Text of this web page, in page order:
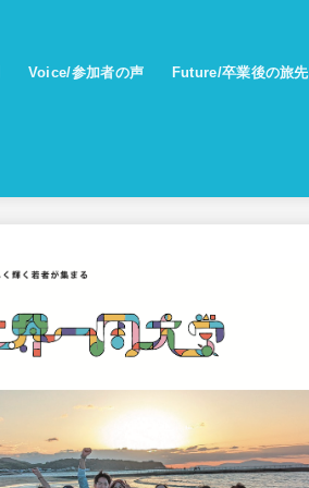
Voice/参加者の声 Future/卒業後の旅先